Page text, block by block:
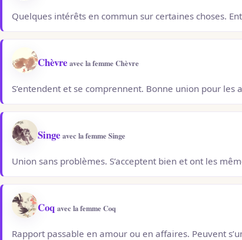
Quelques intérêts en commun sur certaines choses.
Chèvre avec la femme Chèvre
S’entendent et se comprennent. Bonne union pour les
Singe avec la femme Singe
Union sans problèmes. S’acceptent bien et ont les
Coq avec la femme Coq
Rapport passable en amour ou en affaires. Peuvent